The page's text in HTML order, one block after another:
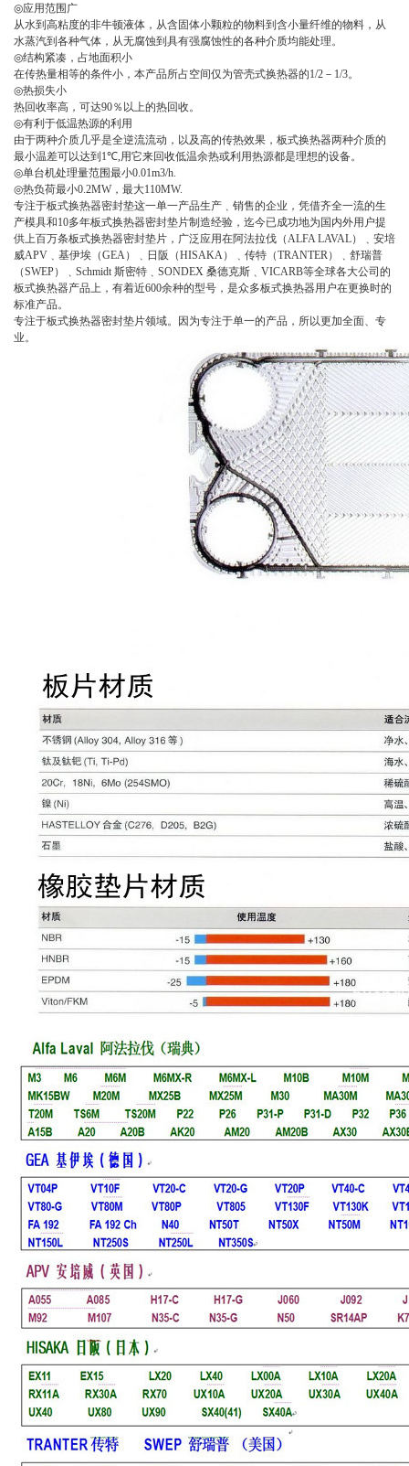
◎应用范围广
从水到高粘度的非牛顿液体，从含固体小颗粒的物料到含小量纤维的物料，从
水蒸汽到各种气体，从无腐蚀到具有强腐蚀性的各种介质均能处理。
◎结构紧凑，占地面积小
在传热量相等的条件小，本产品所占空间仅为管壳式换热器的1/2 － 1/3。
◎热损失小
热回收率高，可达90％以上的热回收。
◎有利于低温热源的利用
由于两种介质几乎是全逆流流动，以及高的传热效果，板式换热器两种介质的
最小温差可以达到 1℃,用它来回收低温余热或利用热源都是理想的设备。
◎单台机处理量范围最小0.01m3/h.
◎热负荷最小0.2MW ，最大110MW.
专注于板式换热器密封垫这一单一产品生产﹑销售的企业，凭借齐全一流的生
产模具和10多年板式换热器密封垫片制造经验，迄今已成功地为国内外用户提
供上百万条板式换热器密封垫片，广泛应用在阿法拉伐（ALFA LAVAL）﹑安培
威APV ﹑基伊埃（GEA）﹑日阪（HISAKA）﹑传特（TRANTER）﹑舒瑞普
（SWEP）﹑ Schmidt 斯密特﹑ SONDEX 桑德克斯﹑ VICARB等全球各大公司的
板式换热器产品上，有着近600余种的型号，是众多板式换热器用户在更换时的
标准产品。
专注于板式换热器密封垫片领域。因为专注于单一的产品，所以更加全面、专
业。